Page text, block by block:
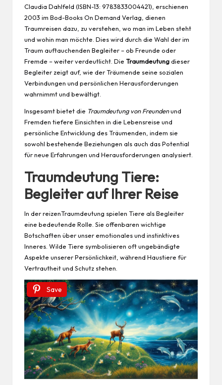
Claudia Dahlfeld (ISBN-13: 9783833004421), erschienen
2003 im Bod-Books On Demand Verlag, dienen
Traumreisen dazu, zu verstehen, wo man im Leben steht
und wohin man möchte. Dies wird durch die Wahl der im
Traum auftauchenden Begleiter – ob Freunde oder
Fremde – weiter verdeutlicht. Die Traumdeutungdieser
Begleiter zeigt auf, wie der Träumende seine sozialen
Verbindungen und persönlichen Herausforderungen
wahrnimmt und bewältigt.
Insgesamt bietet die Traumdeutung von Freundenund
Fremden tiefere Einsichten in die Lebensreise und
persönliche Entwicklung des Träumenden, indem sie
sowohl bestehende Beziehungen als auch das Potential
für neue Erfahrungen und Herausforderungen analysiert.
Traumdeutung Tiere:
Begleiter auf Ihrer Reise
In der reizenTraumdeutung spielen Tiere als Begleiter
eine bedeutende Rolle. Sie offenbaren wichtige
Botschaften über unser emotionales und instinktives
Inneres. Wilde Tiere symbolisieren oft ungebändigte
Aspekte unserer Persönlichkeit, während Haustiere für
Vertrautheit und Schutz stehen.
Save